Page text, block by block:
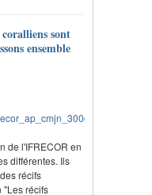
sont
ensemble
de l'IFRECOR en
différentes. Ils
récifs
"Les récifs